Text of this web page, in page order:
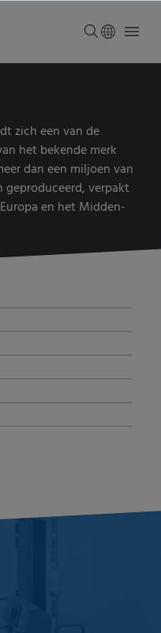
zich een van de
het bekende merk
dan een miljoen van
geproduceerd, verpakt
en het Midden-